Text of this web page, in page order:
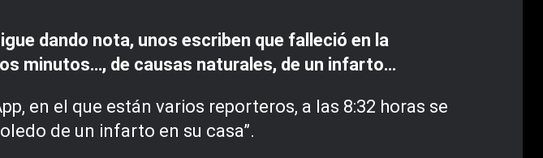
dando nota, unos escriben que falleció en la
minutos…, de causas naturales, de un infarto…
en el que están varios reporteros, a las 8:32 horas se
de un infarto en su casa”.